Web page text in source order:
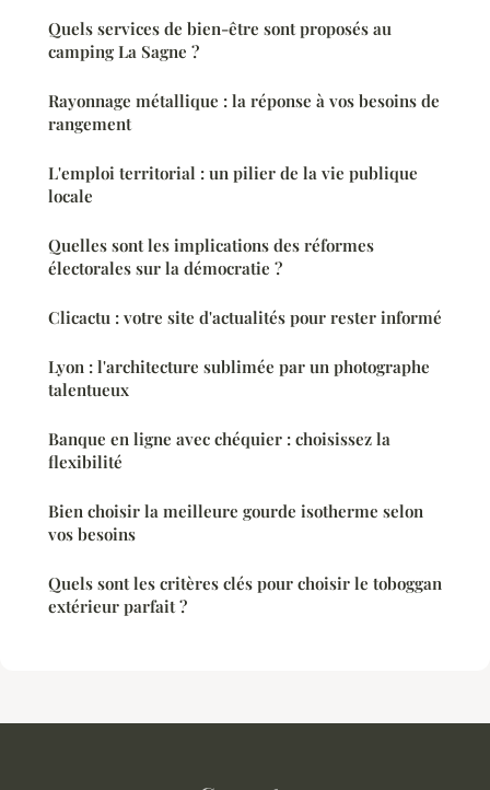
Quels services de bien-être sont proposés au
camping La Sagne ?
Rayonnage métallique : la réponse à vos besoins de
rangement
L'emploi territorial : un pilier de la vie publique
locale
Quelles sont les implications des réformes
électorales sur la démocratie ?
Clicactu : votre site d'actualités pour rester informé
Lyon : l'architecture sublimée par un photographe
talentueux
Banque en ligne avec chéquier : choisissez la
flexibilité
Bien choisir la meilleure gourde isotherme selon
vos besoins
Quels sont les critères clés pour choisir le toboggan
extérieur parfait ?